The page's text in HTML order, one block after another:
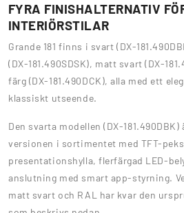
FYRA FINISHALTERNATIV
INTERIÖRSTILAR
Grande 181 finns i svart (DX-
(DX-181.490SDSK), matt svart (DX-
färg (DX-181.490DCK), alla med ett
klassiskt utseende.
Den svarta modellen (DX-
versionen i sortimentet med TFT-
presentationshylla, flerfärgad LED-
anslutning med smart app-styrning.
matt svart och RAL har kvar den